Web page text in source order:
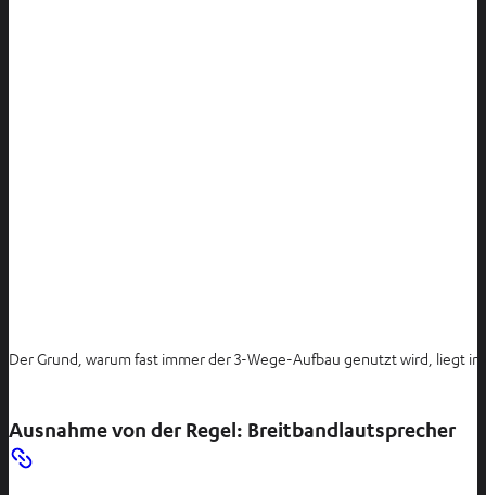
Der Grund, warum fast immer der 3-Wege-Aufbau genutzt wird, liegt
Ausnahme von der Regel: Breitbandlautsprecher